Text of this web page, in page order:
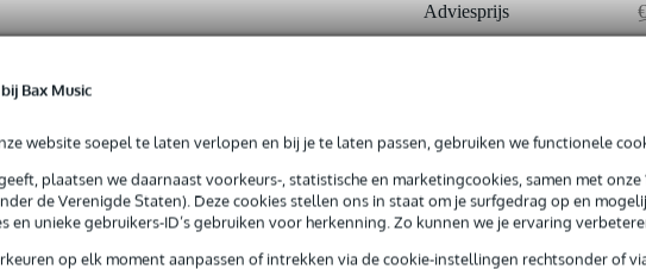
Bax Music
website soepel te laten verlopen en bij je te laten passen, gebruiken we functionele
plaatsen we daarnaast voorkeurs-, statistische en marketingcookies, samen met
de Verenigde Staten). Deze cookies stellen ons in staat om je surfgedrag op en
en unieke gebruikers-ID’s gebruiken voor herkenning. Zo kunnen we je ervaring
op elk moment aanpassen of intrekken via de cookie-instellingen rechtsonder of
Adviesprijs